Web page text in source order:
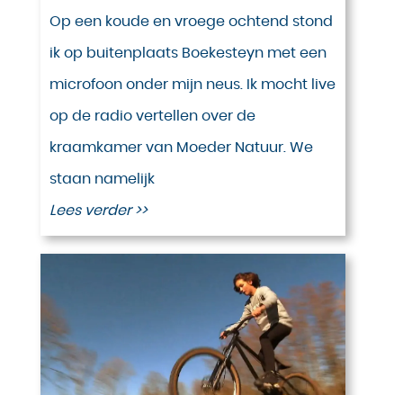
Op een koude en vroege ochtend stond
ik op buitenplaats Boekesteyn met een
microfoon onder mijn neus. Ik mocht live
op de radio vertellen over de
kraamkamer van Moeder Natuur. We
staan namelijk
Lees verder >>